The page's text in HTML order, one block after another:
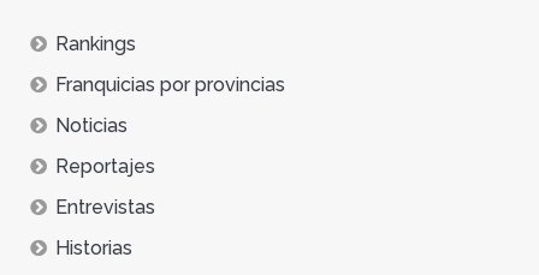
Rankings
Franquicias por provincias
Noticias
Reportajes
Entrevistas
Historias